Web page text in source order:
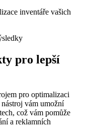
inventáře vašich
pro lepší
pro optimalizaci
vám umožní
což vám pomůže
a reklamních